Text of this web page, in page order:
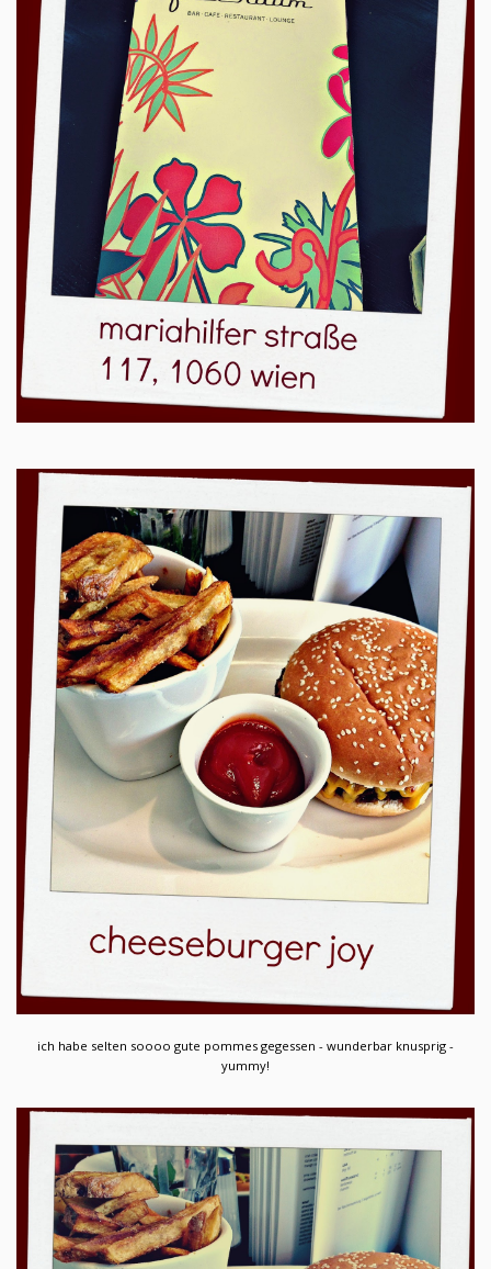
ich habe selten soooo gute pommes gegessen - wunderbar knusprig -
yummy!